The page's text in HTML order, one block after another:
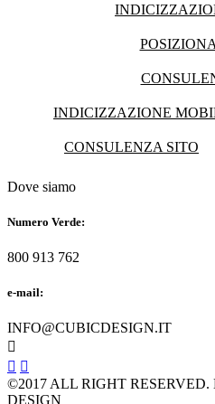
INDICIZZAZIONE
CONSULENZA SITO
Dove siamo
Numero Verde:
800 913 762
e-mail:
INFO@CUBICDESIGN.IT

 
©2017 ALL RIGHT
DESIGN